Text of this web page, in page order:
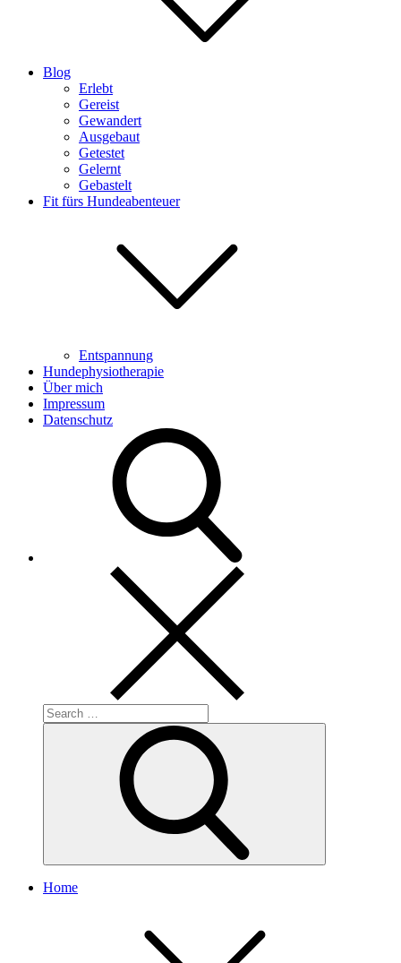
Blog
Erlebt
Gereist
Gewandert
Ausgebaut
Getestet
Gelernt
Gebastelt
Fit fürs Hundeabenteuer
Entspannung
Hundephysiotherapie
Über mich
Impressum
Datenschutz
Search
for:
Home